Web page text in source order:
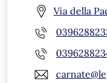
Via della